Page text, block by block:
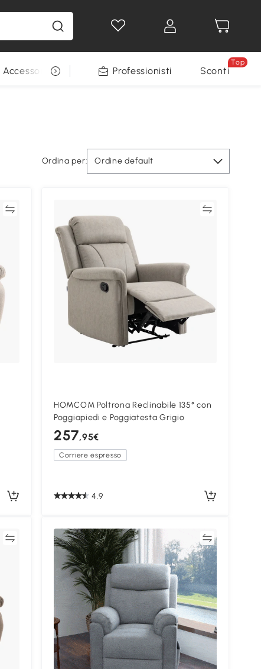
Accessori per animali Professionisti Sconti
Top
Ordina per: Ordine default
HOMCOM Poltrona Reclinabile 135° con
Poggiapiedi e Poggiatesta Grigio
257,95€
Corriere espresso
4.9
Confronta